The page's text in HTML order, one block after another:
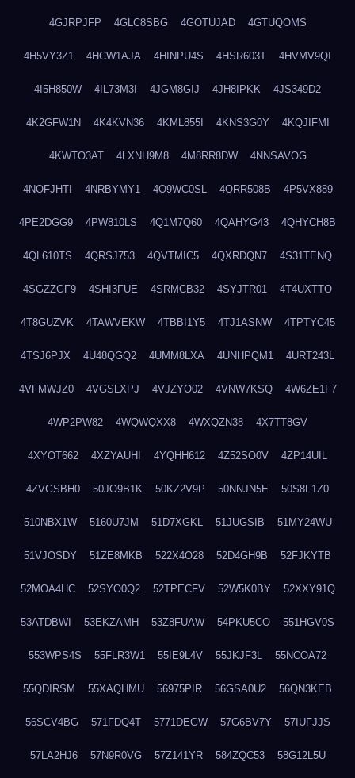
4GJRPJFP 4GLC8SBG 4GOTUJAD 4GTUQOMS
4H5VY3Z1 4HCW1AJA 4HINPU4S 4HSR603T 4HVMV9QI
4I5H850W 4IL73M3I 4JGM8GIJ 4JH8IPKK 4JS349D2
4K2GFW1N 4K4KVN36 4KML855I 4KNS3G0Y 4KQJIFMI
4KWTO3AT 4LXNH9M8 4M8RR8DW 4NNSAVOG
4NOFJHTI 4NRBYMY1 4O9WC0SL 4ORR508B 4P5VX889
4PE2DGG9 4PW810LS 4Q1M7Q60 4QAHYG43 4QHYCH8B
4QL610TS 4QRSJ753 4QVTMIC5 4QXRDQN7 4S31TENQ
4SGZZGF9 4SHI3FUE 4SRMCB32 4SYJTR01 4T4UXTTO
4T8GUZVK 4TAWVEKW 4TBBI1Y5 4TJ1ASNW 4TPTYC45
4TSJ6PJX 4U48QGQ2 4UMM8LXA 4UNHPQM1 4URT243L
4VFMWJZ0 4VGSLXPJ 4VJZYO02 4VNW7KSQ 4W6ZE1F7
4WP2PW82 4WQWQXX8 4WXQZN38 4X7TT8GV
4XYOT662 4XZYAUHI 4YQHH612 4Z52SO0V 4ZP14UIL
4ZVGSBH0 50JO9B1K 50KZ2V9P 50NNJN5E 50S8F1Z0
510NBX1W 5160U7JM 51D7XGKL 51JUGSIB 51MY24WU
51VJOSDY 51ZE8MKB 522X4O28 52D4GH9B 52FJKYTB
52MOA4HC 52SYO0Q2 52TPECFV 52W5K0BY 52XXY91Q
53ATDBWI 53EKZAMH 53Z8FUAW 54PKU5CO 551HGV0S
553WPS4S 55FLR3W1 55IE9L4V 55JKJF3L 55NCOA72
55QDIRSM 55XAQHMU 56975PIR 56GSA0U2 56QN3KEB
56SCV4BG 571FDQ4T 5771DEGW 57G6BV7Y 57IUFJJS
57LA2HJ6 57N9R0VG 57Z141YR 584ZQC53 58G12L5U